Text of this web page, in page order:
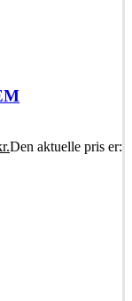
Den aktuelle pris er: